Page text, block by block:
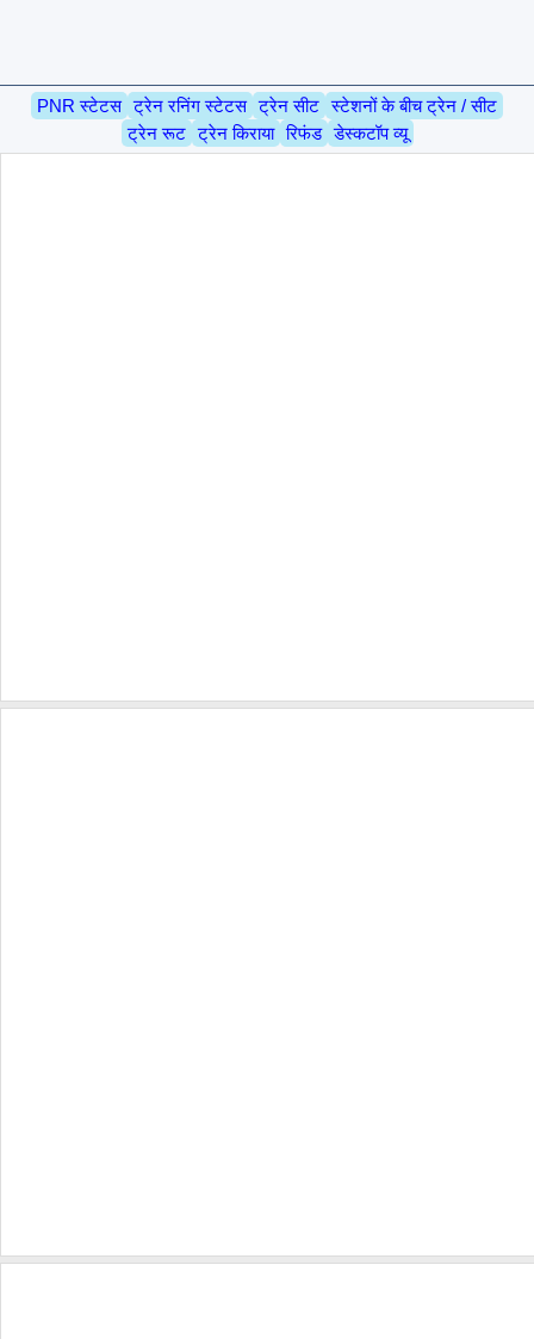
PNR स्टेटस ट्रेन रनिंग स्टेटस ट्रेन सीट स्टेशनों के बीच ट्रेन / सीट
ट्रेन रूट ट्रेन किराया रिफंड डेस्कटॉप व्यू